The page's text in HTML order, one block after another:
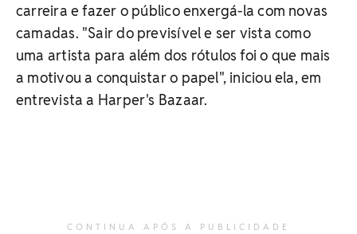
carreira e fazer o público enxergá-la com novas
camadas. "Sair do previsível e ser vista como
uma artista para além dos rótulos foi o que mais
a motivou a conquistar o papel", iniciou ela, em
entrevista a Harper's Bazaar.
CONTINUA APÓS A PUBLICIDADE